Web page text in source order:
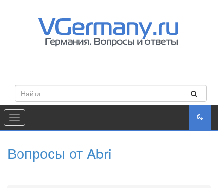
Toggle
navigation
Вопросы от Abri